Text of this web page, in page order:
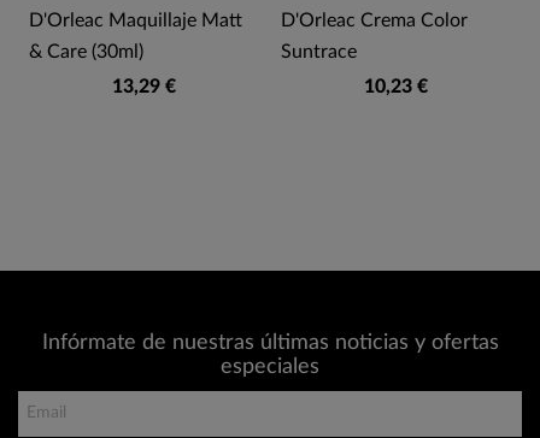
D'Orleac Maquillaje Matt
& Care (30ml)
13,29 €
D'Orleac Crema Color
Suntrace
10,23 €
Infórmate de nuestras últimas noticias y ofertas
especiales